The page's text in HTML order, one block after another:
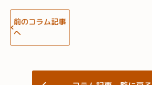
前のコラム記事
へ